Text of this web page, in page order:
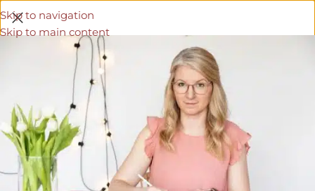
Skip to navigation
Skip to main content